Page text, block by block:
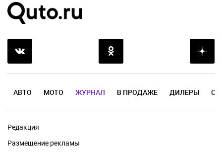
АВТО МОТО ЖУРНАЛ В ПРОДАЖЕ ДИЛЕРЫ
Редакция
Размещение рекламы